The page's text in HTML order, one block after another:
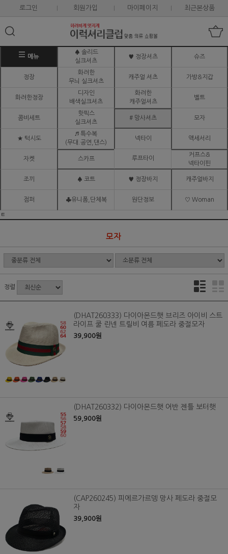
로그인 회원가입 마이페이지 최근본상품
메뉴
♠ 솔리드
실크셔츠
♥ 정장셔츠 슈즈
정장
화려한
무늬 실크셔츠
캐주얼 셔츠 가방&지갑
화려한정장
디자인
배색실크셔츠
화려한
캐주얼셔츠
벨트
콤비세트
핫픽스
실크셔츠
# 망사셔츠 모자
★ 턱시도
♬ 특수복
(무대.공연,댄스)
넥타이 액세서리
자켓 스카프 루프타이
커프스&
넥타이핀
조끼 ♠ 코트 ♥ 정장바지 캐주얼바지
점퍼 ♣유니폼,단체복 원단정보 ♡ Woman
ㅌ
모자
정렬
(DHAT260333) 다이아몬드햇 브리즈 아이비 스트
라이프 쿨 린넨 트릴비 여름 페도라 중절모자
39,900원
(DHAT260332) 다이아몬드햇 어반 젠틀 보터햇
59,900원
(CAP260245) 피에르가르뎅 망사 페도라 중절모
자
39,900원